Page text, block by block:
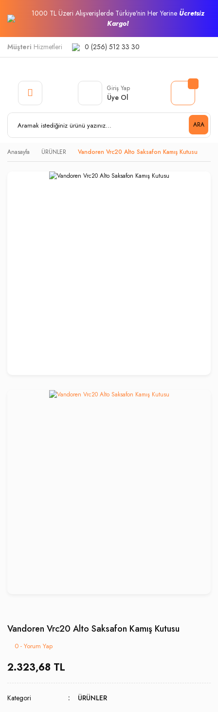
1000 TL Üzeri Alışverişlerde Türkiye'nin Her Yerine Ücretsiz
Kargo!
Müşteri Hizmetleri 0 (256) 512 33 30
ARA
Giriş Yap
Üye Ol
Anasayfa ÜRÜNLER Vandoren Vrc20 Alto Saksafon Kamış Kutusu
Vandoren Vrc20 Alto Saksafon Kamış Kutusu
0 - Yorum Yap
2.323,68 TL
Kategori ÜRÜNLER